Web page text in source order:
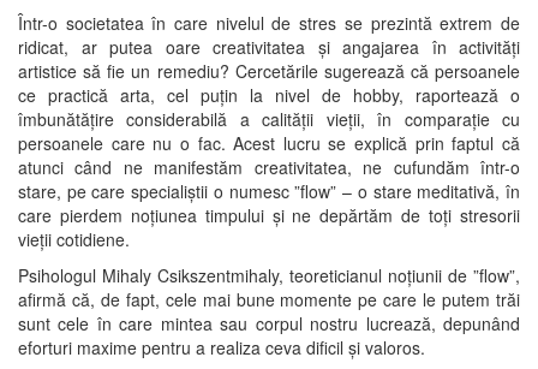
Într-o societatea în care nivelul de stres se prezintă extrem de
ridicat, ar putea oare creativitatea și angajarea în activități
artistice să fie un remediu? Cercetările sugerează că persoanele
ce practică arta, cel puțin la nivel de hobby, raportează o
îmbunătățire considerabilă a calității vieții, în comparație cu
persoanele care nu o fac. Acest lucru se explică prin faptul că
atunci când ne manifestăm creativitatea, ne cufundăm într-o
stare, pe care specialiștii o numesc ”flow” – o stare meditativă, în
care pierdem noțiunea timpului și ne depărtăm de toți stresorii
vieții cotidiene.
Psihologul Mihaly Csikszentmihaly, teoreticianul noțiunii de ”flow”,
afirmă că, de fapt, cele mai bune momente pe care le putem trăi
sunt cele în care mintea sau corpul nostru lucrează, depunând
eforturi maxime pentru a realiza ceva dificil și valoros.